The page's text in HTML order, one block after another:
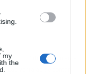
my
the
Artículo siguiente